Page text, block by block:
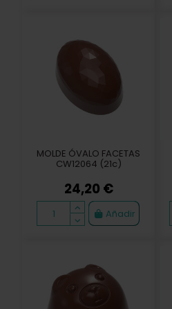
MOLDE ÓVALO FACETAS
CW12064 (21c)
24,20 €
Añadir